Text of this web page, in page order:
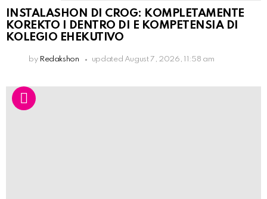
INSTALASHON DI CROG: KOMPLETAMENTE
KOREKTO I DENTRO DI E KOMPETENSIA DI
KOLEGIO EHEKUTIVO
by Redakshon updated August 7, 2026, 11:58 am